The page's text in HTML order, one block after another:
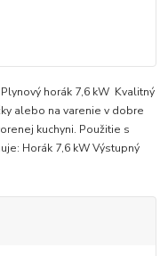
horák 7,6 kW Kvalitný
alebo na varenie v dobre
kuchyni. Použitie s
Horák 7,6 kW Výstupný